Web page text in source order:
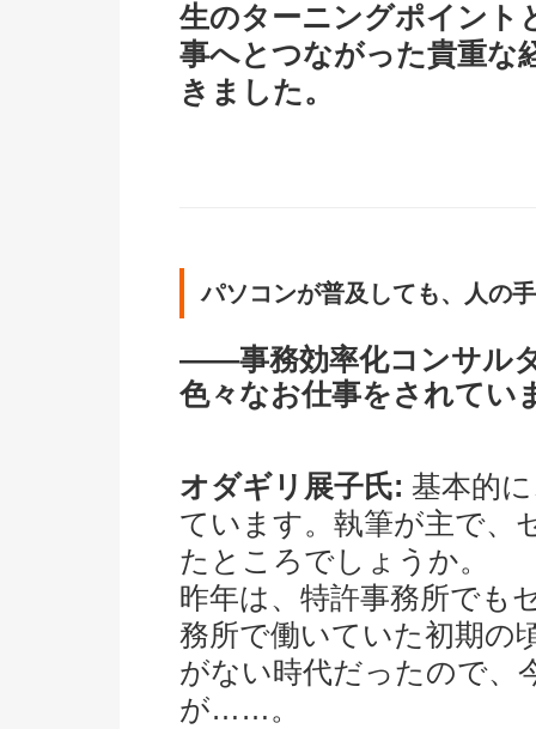
生のターニングポイント
事へとつながった貴重な
きました。
パソコンが普及しても、人の
――事務効率化コンサル
色々なお仕事をされてい
オダギリ展子氏: 基本的
ています。執筆が主で、
たところでしょうか。
昨年は、特許事務所でも
務所で働いていた初期の
がない時代だったので、
が……。